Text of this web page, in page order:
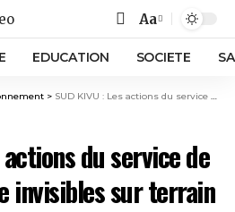
Aa
EDUCATION SOCIETE
> SUD KIVU : Les actions du service de protection civile invisibles sur terrain
du service de
invisibles sur terrain